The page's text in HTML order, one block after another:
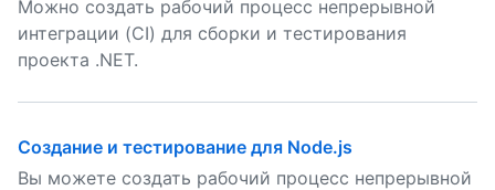
Можно создать рабочий процесс непрерывной
интеграции (CI) для сборки и тестирования
проекта .NET.
Создание и тестирование для Node.js
Вы можете создать рабочий процесс непрерывной